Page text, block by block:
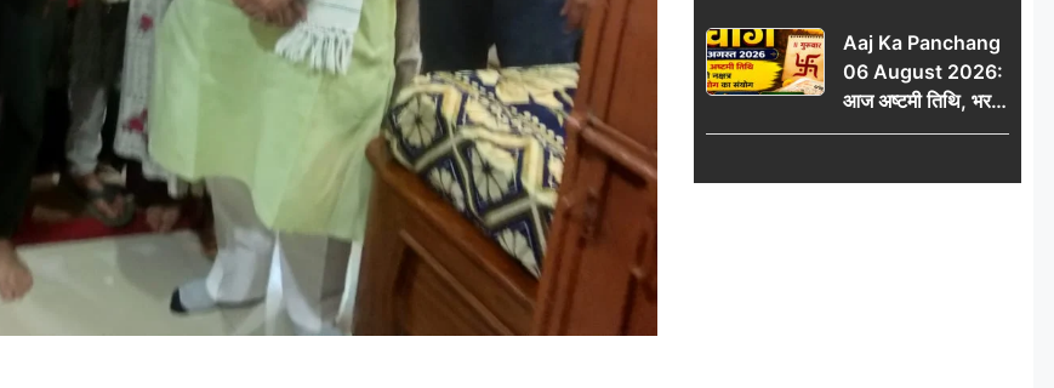
Aaj Ka Panchang
06 August 2026:
आज अष्टमी तिथि, भरणी
नक्षत्र और गंड योग का
राहुकाल और दिनभर का